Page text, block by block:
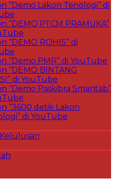
“Demo Lakon Tenologi” di
“DEMO PTCM PRAMUKA”
“DEMO ROHIS” di
“Demo PMR” di YouTube
“DEMO BINTANG
di YouTube
“Demo Paskibra Smantab”
“3600 detik Lakon
di YouTube